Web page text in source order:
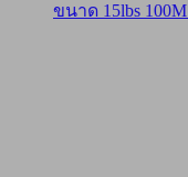
ขนาด 15lbs 100M